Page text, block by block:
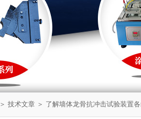
＞ 技术文章 ＞ 了解墙体龙骨抗冲击试验装置